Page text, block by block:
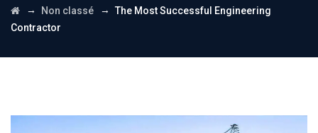
→ Non classé → The Most Successful Engineering
Contractor